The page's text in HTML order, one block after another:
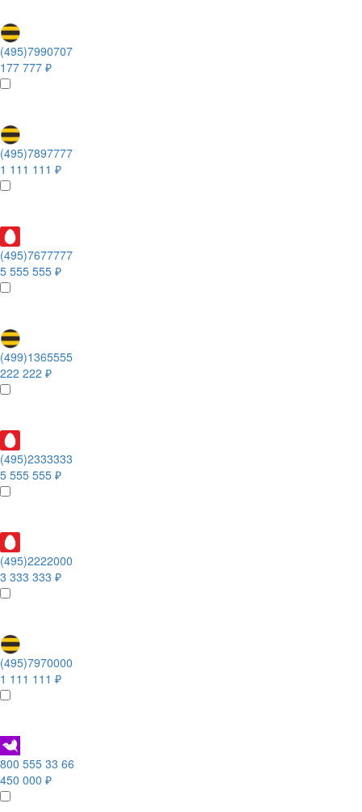
(495)7990707
177 777 ₽
(495)7897777
1 111 111 ₽
(495)7677777
5 555 555 ₽
(499)1365555
222 222 ₽
(495)2333333
5 555 555 ₽
(495)2222000
3 333 333 ₽
(495)7970000
1 111 111 ₽
800 555 33 66
450 000 ₽